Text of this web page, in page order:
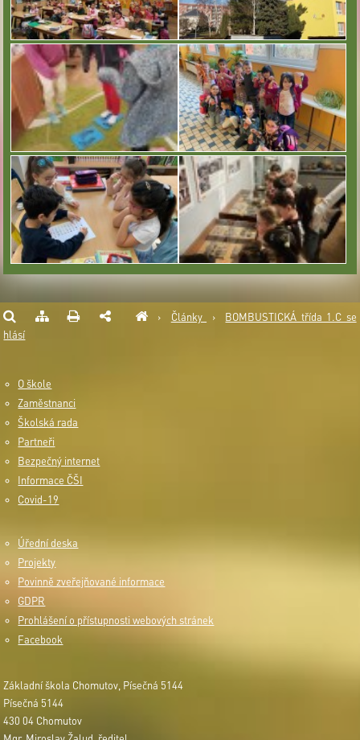
› Články ›
BOMBUSTICKÁ třída 1.C se
hlásí
O škole
Zaměstnanci
Školská rada
Partneři
Bezpečný internet
Informace ČŠI
Covid-19
Úřední deska
Projekty
Povinně zveřejňované informace
GDPR
Prohlášení o přístupnosti webových stránek
Facebook
Základní škola Chomutov, Písečná 5144
Písečná 5144
430 04 Chomutov